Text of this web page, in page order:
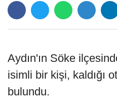
Aydın'ın Söke
isimli bir kişi, kaldığı
bulundu.